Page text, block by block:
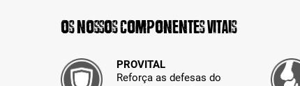
Os nossos componentes vitais
PROVITAL
Reforça as defesas do